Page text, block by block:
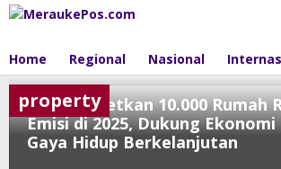
Skip
Home Regional Nasional
BTN Targetkan 10.000 Rumah
Emisi di 2025, Dukung
Gaya Hidup Berkelanjutan
property